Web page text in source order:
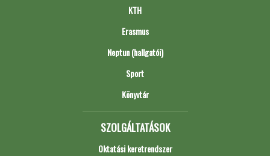
KTH
Erasmus
Neptun (hallgatói)
Sport
Könyvtár
SZOLGÁLTATÁSOK
Oktatási keretrendszer